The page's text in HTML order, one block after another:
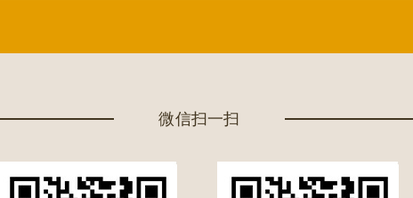
微信扫一扫